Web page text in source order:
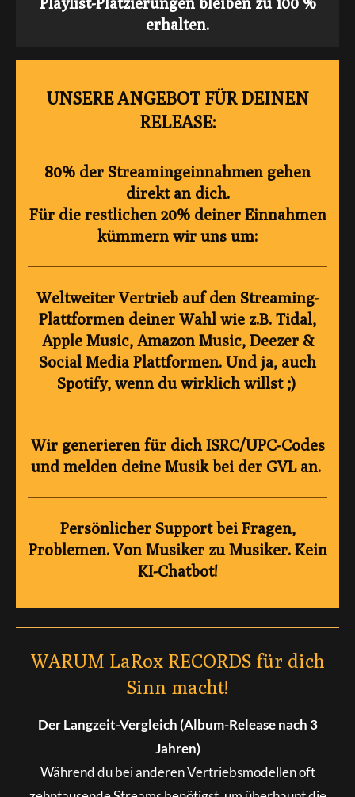
erhalten.
UNSERE ANGEBOT FÜR DEINEN
RELEASE:
80% der Streamingeinnahmen gehen
direkt an dich.
Für die restlichen 20% deiner Einnahmen
kümmern wir uns um:
Weltweiter Vertrieb auf den Streaming-
Plattformen deiner Wahl wie z.B. Tidal,
Apple Music, Amazon Music, Deezer &
Social Media Plattformen. Und ja, auch
Spotify, wenn du wirklich willst ;)
Wir generieren für dich ISRC/UPC-Codes
und melden deine Musik bei der GVL an.
Persönlicher Support bei Fragen,
Problemen. Von Musiker zu Musiker. Kein
KI-Chatbot!
WARUM LaRox RECORDS für dich
Sinn macht!
Der Langzeit-Vergleich (Album-Release nach 3
Jahren)
Während du bei anderen Vertriebsmodellen oft